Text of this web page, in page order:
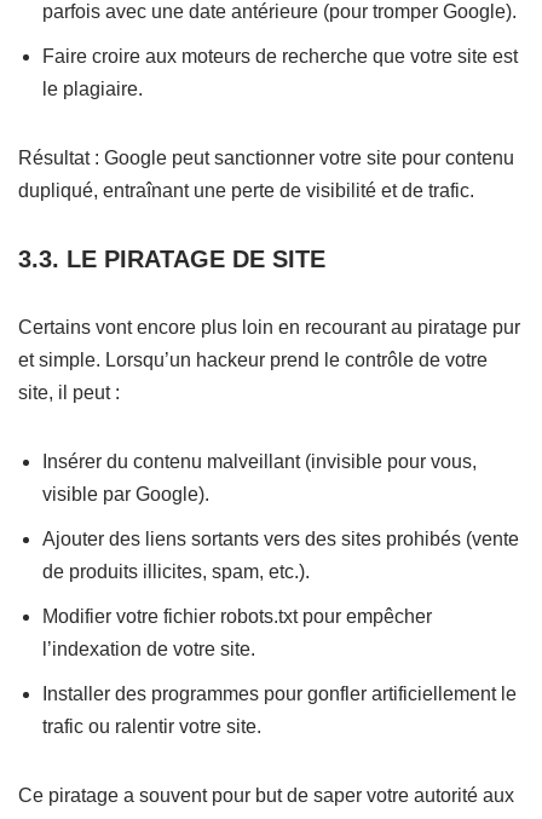
parfois avec une date antérieure (pour tromper Google).
Faire croire aux moteurs de recherche que votre site est
le plagiaire.
Résultat : Google peut sanctionner votre site pour contenu
dupliqué, entraînant une perte de visibilité et de trafic.
3.3. LE PIRATAGE DE SITE
Certains vont encore plus loin en recourant au piratage pur
et simple. Lorsqu’un hackeur prend le contrôle de votre
site, il peut :
Insérer du contenu malveillant (invisible pour vous,
visible par Google).
Ajouter des liens sortants vers des sites prohibés (vente
de produits illicites, spam, etc.).
Modifier votre fichier robots.txt pour empêcher
l’indexation de votre site.
Installer des programmes pour gonfler artificiellement le
trafic ou ralentir votre site.
Ce piratage a souvent pour but de saper votre autorité aux